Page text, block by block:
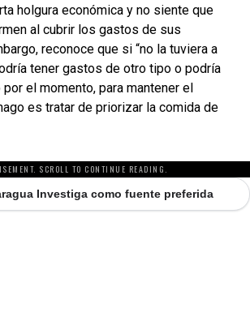
holgura económica y no siente que
al cubrir los gastos de sus
reconoce que si “no la tuviera a
tener gastos de otro tipo o podría
el momento, para mantener el
es tratar de priorizar la comida de
SCROLL TO CONTINUE READING.
Investiga como fuente preferida